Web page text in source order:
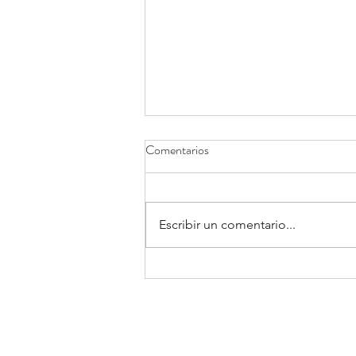
Voluntarios del TANGO Pavilion
Comentarios
Escribir un comentario...